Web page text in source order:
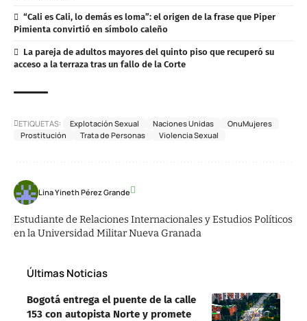
“Cali es Cali, lo demás es loma”: el origen de la frase que Piper
Pimienta convirtió en símbolo caleño
La pareja de adultos mayores del quinto piso que recuperó su
acceso a la terraza tras un fallo de la Corte
ETIQUETAS: Explotación Sexual Naciones Unidas
OnuMujeres
Prostitución
Trata de Personas Violencia Sexual
Lina Yineth Pérez Grande
Estudiante de Relaciones Internacionales y Estudios Políticos
en la Universidad Militar Nueva Granada
Últimas Noticias
Bogotá entrega el puente de la calle
153 con autopista Norte y promete